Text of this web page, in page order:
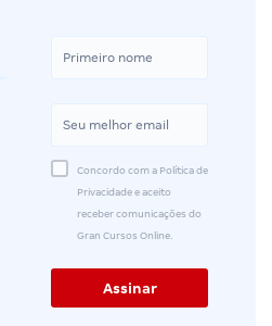
Concordo com a Política de
Privacidade e aceito
receber comunicações do
Gran Cursos Online.